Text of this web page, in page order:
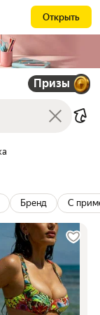
Открыть
Призы
Бренд С